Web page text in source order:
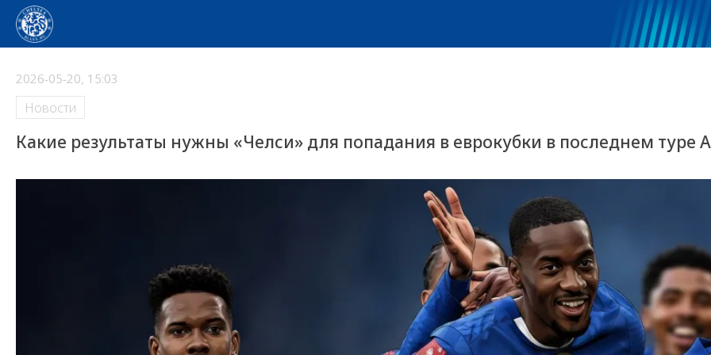
2026-05-20, 15:03
Новости
Какие результаты нужны «Челси» для попадания в еврокубки в последнем туре